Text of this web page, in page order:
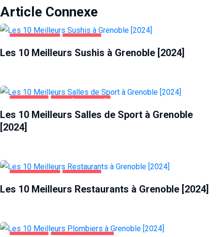
Article Connexe
Les 10 Meilleurs Sushis à Grenoble [2024]
Les 10 Meilleurs Salles de Sport à Grenoble
[2024]
Les 10 Meilleurs Restaurants à Grenoble [2024]